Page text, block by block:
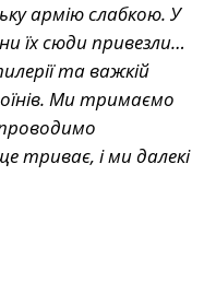
армію слабкою. У
їх сюди привезли…
та важкій
Ми тримаємо
проводимо
триває, і ми далекі